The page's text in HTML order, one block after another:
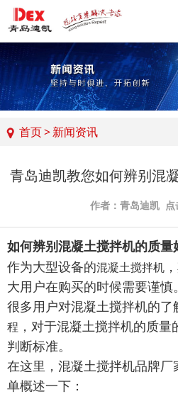
首页>新闻资讯
青岛迪凯教您如何辨别混
作者：青岛迪凯 点
如何辨别混凝土搅拌机的质量
作为大型设备的混凝土搅拌机
大用户在购买的时候需要谨慎。
很多用户对混凝土搅拌机的了
程 ，对于混凝土搅拌机的质
判断标准。
在这里，混凝土搅拌机品牌
单概述一下：